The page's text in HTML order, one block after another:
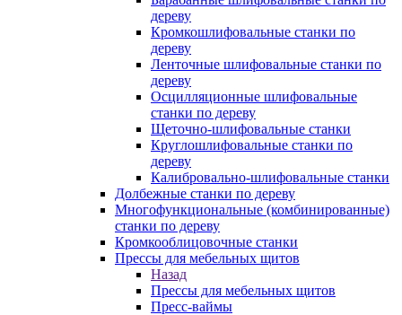
дереву
Кромкошлифовальные станки по
дереву
Ленточные шлифовальные станки по
дереву
Осцилляционные шлифовальные
станки по дереву
Щеточно-шлифовальные станки
Круглошлифовальные станки по
дереву
Калибровально-шлифовальные станки
Долбежные станки по дереву
Многофункциональные (комбинированные)
станки по дереву
Кромкооблицовочные станки
Прессы для мебельных щитов
Назад
Прессы для мебельных щитов
Пресс-ваймы